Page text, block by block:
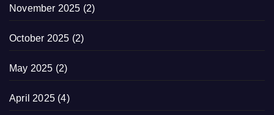
November 2025 (2)
October 2025 (2)
May 2025 (2)
April 2025 (4)